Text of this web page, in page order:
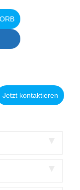
Jetzt kontaktieren